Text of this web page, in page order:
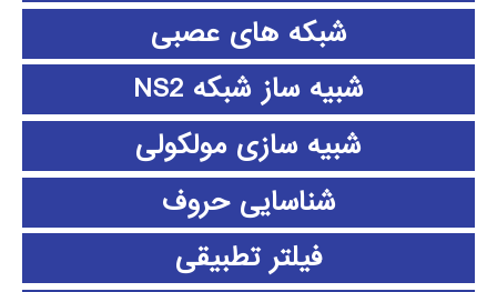
شبکه های عصبی
شبیه ساز شبکه NS2
شبیه سازی مولکولی
شناسایی حروف
فیلتر تطبیقی